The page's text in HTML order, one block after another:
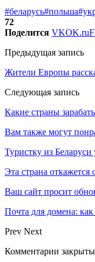
#беларусь#польша
72
Поделится VKOK.ru
Предыдущая запись
Жители Европы
Следующая запись
Какие страны
Вам также могут
Туристку из Беларуси
Эта страна откажется
Ваш сайт просит
Почта для домена:
Prev Next
Комментарии